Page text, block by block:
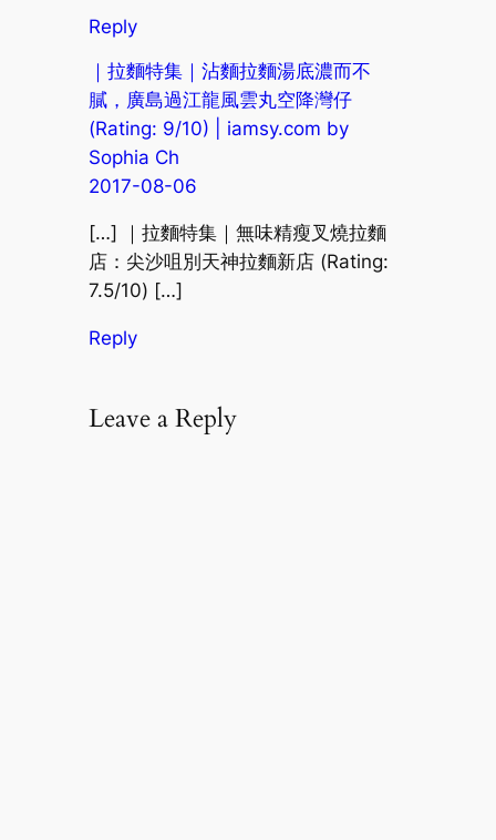
Reply
｜拉麵特集｜沾麵拉麵湯底濃而不
膩，廣島過江龍風雲丸空降灣仔
(Rating: 9/10) | iamsy.com by
Sophia Ch
2017-08-06
[…] ｜拉麵特集｜無味精瘦叉燒拉麵
店：尖沙咀別天神拉麵新店 (Rating:
7.5/10) […]
Reply
Leave a Reply